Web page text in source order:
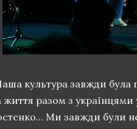
культура завжди була
життя разом з українцями
Ми завжди були